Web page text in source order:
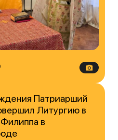
Патриарший
Литургию в
в